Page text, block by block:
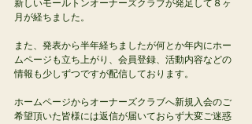
新しいモールトンオーナーズクラブが発足して８ヶ
月が経ちました。
また、発表から半年経ちましたが何とか年内にホー
ムページも立ち上がり、会員登録、活動内容などの
情報も少しずつですが配信しております。
ホームページからオーナーズクラブへ新規入会のご
希望頂いた皆様には返信が届いておらず大変ご迷惑